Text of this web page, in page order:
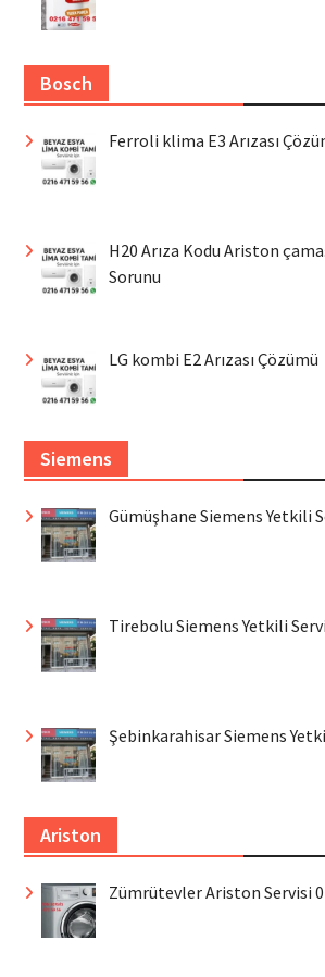
Bosch
Ferroli klima E3 Arızası
H20 Arıza Kodu Ariston
Sorunu
LG kombi E2 Arızası Çözümü
Siemens
Gümüşhane Siemens Yetkili
Tirebolu Siemens Yetkili
Şebinkarahisar Siemens
Ariston
Zümrütevler Ariston Servisi